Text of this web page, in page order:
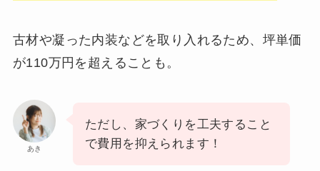
古材や凝った内装などを取り入れるため、坪単価
が110万円を超えることも。
あき
ただし、家づくりを工夫すること
で費用を抑えられます！